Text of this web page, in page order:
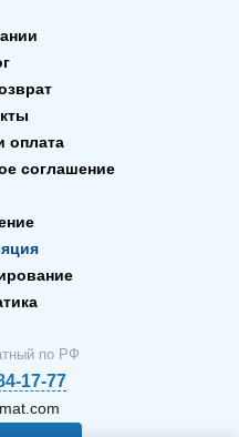
оплата
соглашение
по РФ
17-77